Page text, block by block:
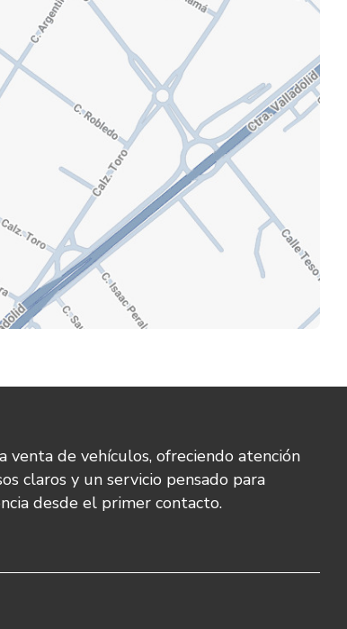
venta de vehículos, ofreciendo atención
claros y un servicio pensado para
desde el primer contacto.